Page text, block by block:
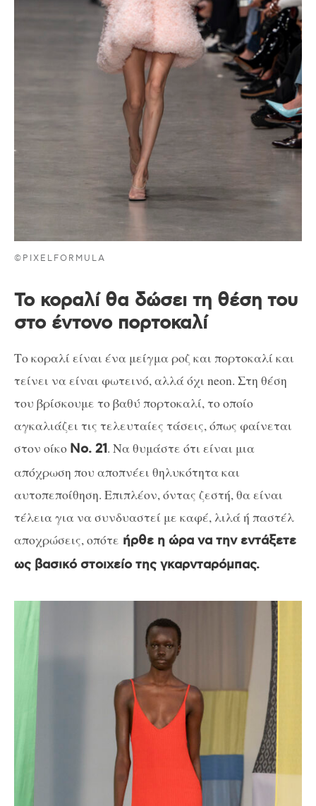
©PIXELFORMULA
Το κοραλί θα δώσει τη θέση του
στο έντονο πορτοκαλί
Το κοραλί είναι ένα μείγμα ροζ και πορτοκαλί και
τείνει να είναι φωτεινό, αλλά όχι neon. Στη θέση
του βρίσκουμε το βαθύ πορτοκαλί, το οποίο
αγκαλιάζει τις τελευταίες τάσεις, όπως φαίνεται
στον οίκο Νο. 21. Να θυμάστε ότι είναι μια
απόχρωση που αποπνέει θηλυκότητα και
αυτοπεποίθηση. Επιπλέον, όντας ζεστή, θα είναι
τέλεια για να συνδυαστεί με καφέ, λιλά ή παστέλ
αποχρώσεις, οπότε ήρθε η ώρα να την εντάξετε
ως βασικό στοιχείο της γκαρνταρόμπας.